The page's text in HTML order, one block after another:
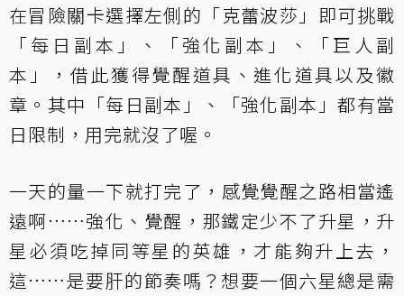
在冒險關卡選擇左側的「克蕾波莎」即可挑戰
「每日副本」、「強化副本」、「巨人副
本」，借此獲得覺醒道具、進化道具以及徽
章。其中「每日副本」、「強化副本」都有當
日限制，用完就沒了喔。
一天的量一下就打完了，感覺覺醒之路相當遙
遠啊……強化、覺醒，那鐵定少不了升星，升
星必須吃掉同等星的英雄，才能夠升上去，
這……是要肝的節奏嗎？想要一個六星總是需